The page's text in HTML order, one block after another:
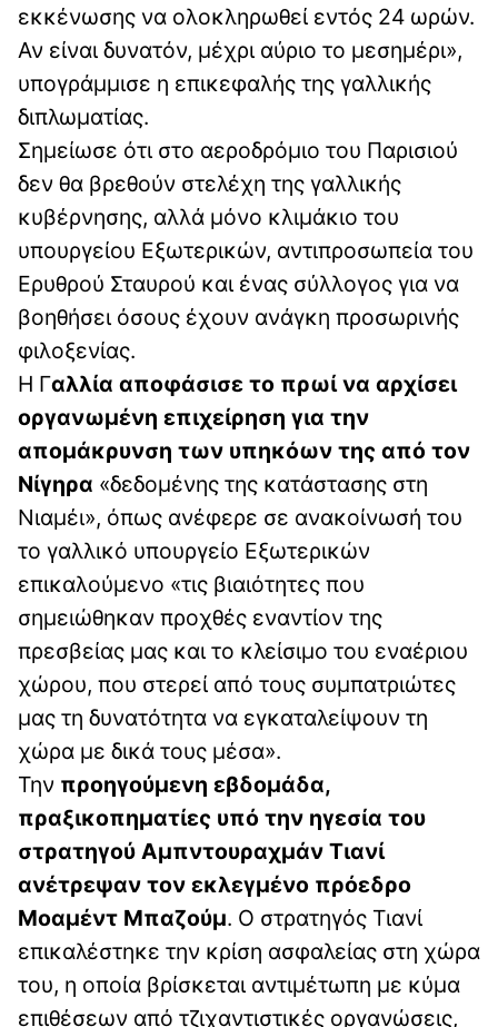
εκκένωσης να ολοκληρωθεί εντός 24 ωρών.
Αν είναι δυνατόν, μέχρι αύριο το μεσημέρι»,
υπογράμμισε η επικεφαλής της γαλλικής
διπλωματίας.
Σημείωσε ότι στο αεροδρόμιο του Παρισιού
δεν θα βρεθούν στελέχη της γαλλικής
κυβέρνησης, αλλά μόνο κλιμάκιο του
υπουργείου Εξωτερικών, αντιπροσωπεία του
Ερυθρού Σταυρού και ένας σύλλογος για να
βοηθήσει όσους έχουν ανάγκη προσωρινής
φιλοξενίας.
Η Γαλλία αποφάσισε το πρωί να αρχίσει
οργανωμένη επιχείρηση για την
απομάκρυνση των υπηκόων της από τον
Νίγηρα «δεδομένης της κατάστασης στη
Νιαμέι», όπως ανέφερε σε ανακοίνωσή του
το γαλλικό υπουργείο Εξωτερικών
επικαλούμενο «τις βιαιότητες που
σημειώθηκαν προχθές εναντίον της
πρεσβείας μας και το κλείσιμο του εναέριου
χώρου, που στερεί από τους συμπατριώτες
μας τη δυνατότητα να εγκαταλείψουν τη
χώρα με δικά τους μέσα».
Την προηγούμενη εβδομάδα,
πραξικοπηματίες υπό την ηγεσία του
στρατηγού Αμπντουραχμάν Τιανί
ανέτρεψαν τον εκλεγμένο πρόεδρο
Μοαμέντ Μπαζούμ. Ο στρατηγός Τιανί
επικαλέστηκε την κρίση ασφαλείας στη χώρα
του, η οποία βρίσκεται αντιμέτωπη με κύμα
επιθέσεων από τζιχαντιστικές οργανώσεις,